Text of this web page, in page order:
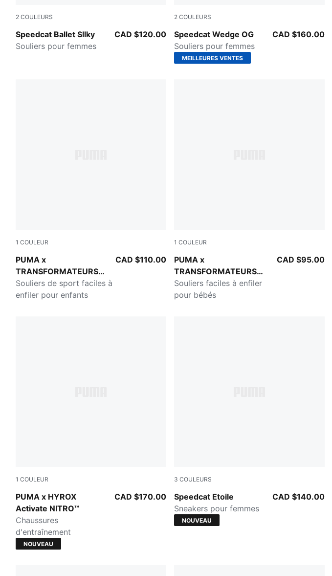
2 COULEURS
Speedcat Ballet SIlky
Vapor Gray-Buttercream-PUMA Silver
Souliers pour femmes
CAD $120.00
2 COULEURS
Speedcat Wedge OG
PUMA Black-PUMA White
Souliers pour femmes
CAD $160.00
MEILLEURES VENTES
1 COULEUR
PUMA x
TRANSFORMATEURS
RS Surge
Gray Echo-Moody Gray
Souliers de sport faciles à
enfiler pour enfants
CAD $110.00
1 COULEUR
PUMA x
TRANSFORMATEURS
RS Surge
Gray Echo-Moody Gray
Souliers faciles à enfiler
pour bébés
CAD $95.00
1 COULEUR
PUMA x HYROX
Activate NITRO™
Intense Mint-Light Lavender-Sunny Lime-Herb Garden
Chaussures
d'entraînement
CAD $170.00
NOUVEAU
3 COULEURS
Speedcat Etoile
Misty Pink-Chocolate Fondue
Sneakers pour femmes
CAD $140.00
NOUVEAU